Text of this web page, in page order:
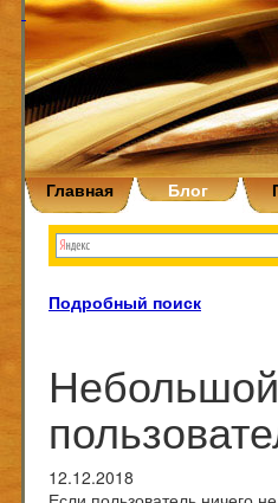
Главная Блог
Подробный поиск
12.12.2018